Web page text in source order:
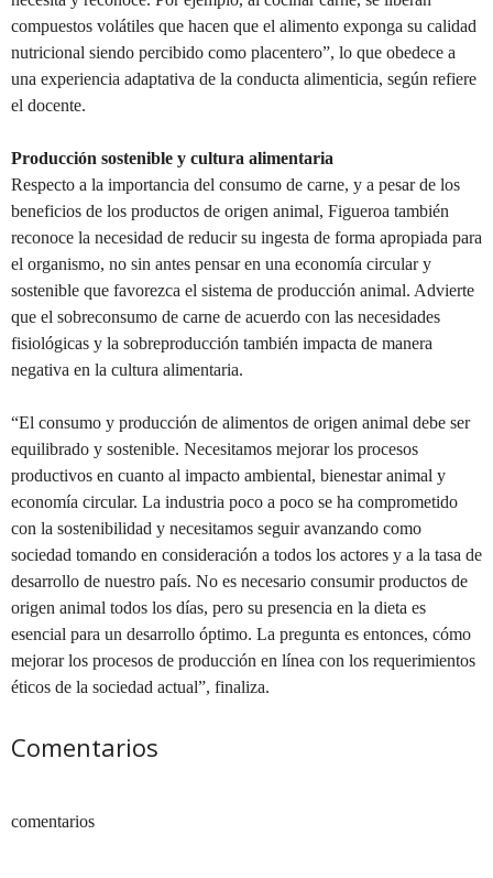
compuestos volátiles que hacen que el alimento exponga su calidad
nutricional siendo percibido como placentero”, lo que obedece a
una experiencia adaptativa de la conducta alimenticia, según refiere
el docente.
Producción sostenible y cultura alimentaria
Respecto a la importancia del consumo de carne, y a pesar de los
beneficios de los productos de origen animal, Figueroa también
reconoce la necesidad de reducir su ingesta de forma apropiada para
el organismo, no sin antes pensar en una economía circular y
sostenible que favorezca el sistema de producción animal. Advierte
que el sobreconsumo de carne de acuerdo con las necesidades
fisiológicas y la sobreproducción también impacta de manera
negativa en la cultura alimentaria.
“El consumo y producción de alimentos de origen animal debe ser
equilibrado y sostenible. Necesitamos mejorar los procesos
productivos en cuanto al impacto ambiental, bienestar animal y
economía circular. La industria poco a poco se ha comprometido
con la sostenibilidad y necesitamos seguir avanzando como
sociedad tomando en consideración a todos los actores y a la tasa de
desarrollo de nuestro país. No es necesario consumir productos de
origen animal todos los días, pero su presencia en la dieta es
esencial para un desarrollo óptimo. La pregunta es entonces, cómo
mejorar los procesos de producción en línea con los requerimientos
éticos de la sociedad actual”, finaliza.
Comentarios
comentarios